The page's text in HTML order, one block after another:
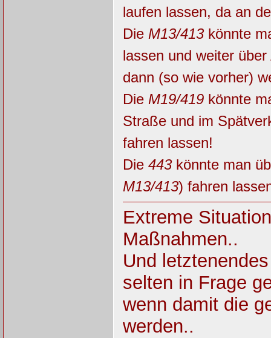
laufen lassen, da an
Die M13/413könnte
lassen und weiter
dann (so wie vorher)
Die M19/419könnte
Straße und im
fahren lassen!
Die 443könnte man
M13/413) fahren
Extreme
Maßnahmen..
Und
selten in Frage
wenn damit die
werden..